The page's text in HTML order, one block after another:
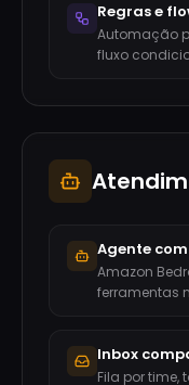
Regras e
Automação
fluxo
Agente
Amazon
ferramentas
Inbox
Fila por time,